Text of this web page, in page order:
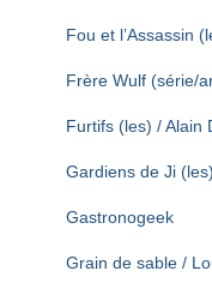
Fou et l’Assassin
Frère Wulf (série/
Furtifs (les) / Alain
Gardiens de Ji
Gastronogeek
Grain de sable /